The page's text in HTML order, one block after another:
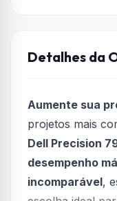
Detalhes da
Aumente sua
projetos mais
Dell Precision
desempenho
incomparável,